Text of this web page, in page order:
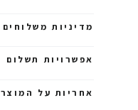
מדיניות משלוחים
אפשרויות תשלום
אחריות על המוצר